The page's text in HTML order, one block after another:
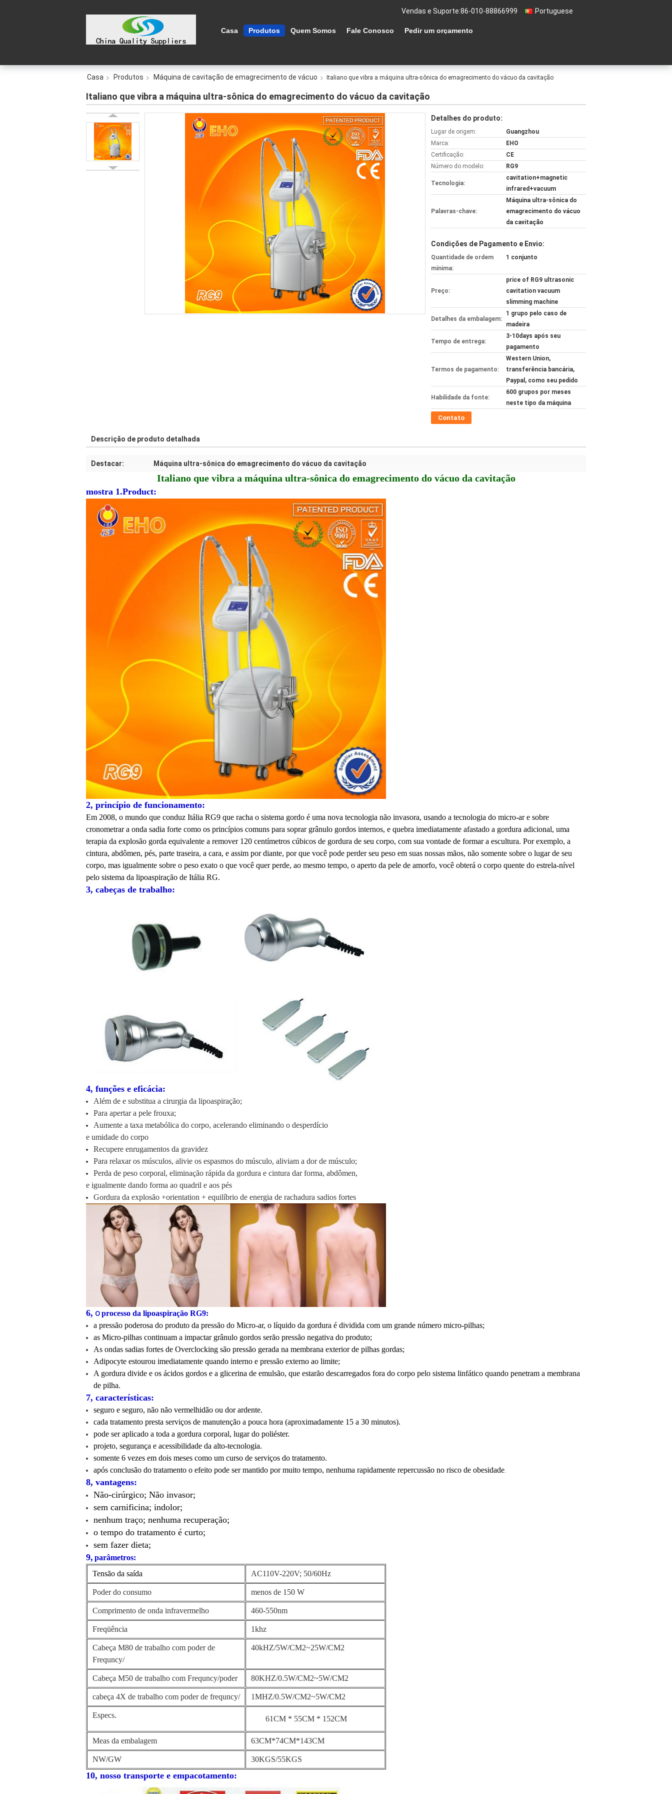
Portuguese
Vendas e Suporte:86-010-88866999
Casa Produtos Quem Somos Fale Conosco Pedir um orçamento
Casa Produtos Máquina de cavitação de emagrecimento de vácuo Italiano que vibra a máquina ultra-sônica do emagrecimento do vácuo da cavitação
Italiano que vibra a máquina ultra-sônica do emagrecimento do vácuo da cavitação
Detalhes do produto:
Lugar de origem:
Guangzhou
Marca:
EHO
Certificação:
CE
Número do modelo:
RG9
Tecnologia:
cavitation+magnetic
infrared+vacuum
Palavras-chave:
Máquina ultra-sônica do
emagrecimento do vácuo
da cavitação
Condições de Pagamento e Envio:
Quantidade de ordem
mínima:
1 conjunto
Preço:
price of RG9 ultrasonic
cavitation vacuum
slimming machine
Detalhes da embalagem:
1 grupo pelo caso de
madeira
Tempo de entrega:
3-10days após seu
pagamento
Termos de pagamento:
Western Union,
transferência bancária,
Paypal, como seu pedido
Habilidade da fonte:
600 grupos por meses
neste tipo da máquina
Contato
Descrição de produto detalhada
Destacar: Máquina ultra-sônica do emagrecimento do vácuo da cavitação
Italiano que vibra a máquina ultra-sônica do emagrecimento do vácuo da cavitação
mostra 1.Product:
2, princípio de funcionamento:
Em 2008, o mundo que conduz Itália RG9 que racha o sistema gordo é uma nova tecnologia não invasora, usando a tecnologia do micro-ar e sobre
cronometrar a onda sadia forte como os princípios comuns para soprar grânulo gordos internos, e quebra imediatamente afastado a gordura adicional, uma
terapia da explosão gorda equivalente a remover 120 centímetros cúbicos de gordura de seu corpo, com sua vontade de formar a escultura. Por exemplo, a
cintura, abdômen, pés, parte traseira, a cara, e assim por diante, por que você pode perder seu peso em suas nossas mãos, não somente sobre o lugar de seu
corpo, mas igualmente sobre o peso exato o que você quer perde, ao mesmo tempo, o aperto da pele de amorfo, você obterá o corpo quente do estrela-nível
pelo sistema da lipoaspiração de Itália RG.
3, cabeças de trabalho:
4, funções e eficácia:
Além de e substitua a cirurgia da lipoaspiração;
Para apertar a pele frouxa;
Aumente a taxa metabólica do corpo, acelerando eliminando o desperdício
e umidade do corpo
Recupere enrugamentos da gravidez
Para relaxar os músculos, alivie os espasmos do músculo, aliviam a dor de músculo;
Perda de peso corporal, eliminação rápida da gordura e cintura dar forma, abdômen,
e igualmente dando forma ao quadril e aos pés
Gordura da explosão +orientation + equilíbrio de energia de rachadura sadios fortes
6, oprocesso da lipoaspiração RG9:
a pressão poderosa do produto da pressão do Micro-ar, o líquido da gordura é dividida com um grande número micro-pilhas;
as Micro-pilhas continuam a impactar grânulo gordos serão pressão negativa do produto;
As ondas sadias fortes de Overclocking são pressão gerada na membrana exterior de pilhas gordas;
Adipocyte estourou imediatamente quando interno e pressão externo ao limite;
A gordura divide e os ácidos gordos e a glicerina de emulsão, que estarão descarregados fora do corpo pelo sistema linfático quando penetram a membrana
de pilha.
7, características:
seguro e seguro, não não vermelhidão ou dor ardente.
cada tratamento presta serviços de manutenção a pouca hora (aproximadamente 15 a 30 minutos).
pode ser aplicado a toda a gordura corporal, lugar do poliéster.
projeto, segurança e acessibilidade da alto-tecnologia.
somente 6 vezes em dois meses como um curso de serviços do tratamento.
após conclusão do tratamento o efeito pode ser mantido por muito tempo, nenhuma rapidamente repercussão no risco de obesidade
8, vantagens:
Não-cirúrgico; Não invasor;
sem carnificina; indolor;
nenhum traço; nenhuma recuperação;
o tempo do tratamento é curto;
sem fazer dieta;
9, parâmetros:
Tensão da saída
AC110V-220V; 50/60Hz
Poder do consumo menos de 150 W
Comprimento de onda infravermelho 460-550nm
Freqüência 1khz
Cabeça M80 de trabalho com poder de
Frequncy/
40kHZ/5W/CM2~25W/CM2
Cabeça M50 de trabalho com Frequncy/poder 80KHZ/0.5W/CM2~5W/CM2
cabeça 4X de trabalho com poder de frequncy/ 1MHZ/0.5W/CM2~5W/CM2
Especs. 61CM * 55CM * 152CM
Meas da embalagem 63CM*74CM*143CM
NW/GW 30KGS/55KGS
10, nosso transporte e empacotamento: